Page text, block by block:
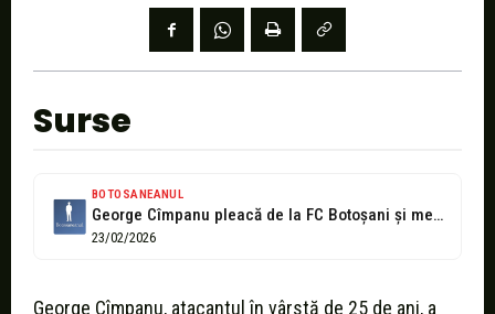
Surse
BOTOSANEANUL
George Cîmpanu pleacă de la FC Botoșani și merge la o formație...
23/02/2026
George Cîmpanu, atacantul în vârstă de 25 de ani, a